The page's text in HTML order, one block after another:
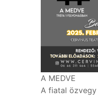
A MEDVE
A fiatal